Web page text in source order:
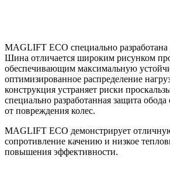
MAGLIFT ECO специально разработана
Шина отличается широким рисунком
обеспечивающим максимальную
оптимизированное распределение
конструкция устраняет риски
специально разработанная защита
от повреждения колес.
MAGLIFT ECO демонстрирует
сопротивление качению и низкое
повышения эффективности.